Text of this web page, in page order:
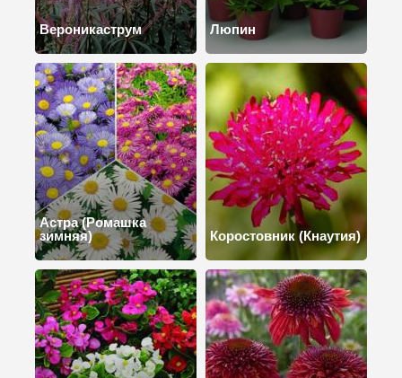
Вероникаструм Люпин
Астра (Ромашка
зимняя)
Коростовник (Кнаутия)